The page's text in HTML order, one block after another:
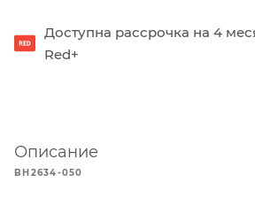
Доступна рассрочка на 4
Red+
Описание
BH2634-050